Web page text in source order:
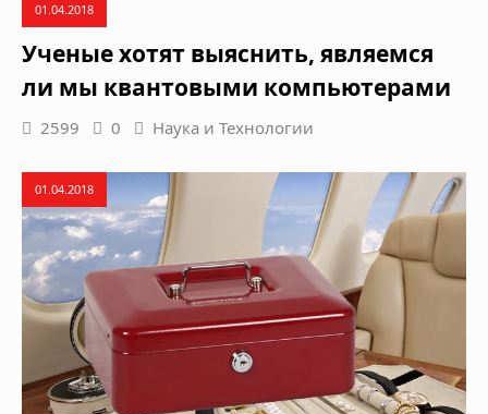
01.04.2018
Ученые хотят выяснить, являемся
ли мы квантовыми компьютерами
2599 0 Наука и Технологии
01.04.2018